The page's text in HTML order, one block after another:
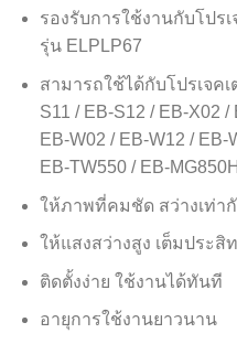
รองรับการใช้งานกับโปร
รุ่น ELPLP67
สามารถใช้ได้กับโปรเจค
S11 / EB-S12 / EB-X02
EB-W02 / EB-W12 / EB-
EB-TW550 / EB-
ให้ภาพที่คมชัด สว่างเท่า
ให้แสงสว่างสูง เต็มประสิ
ติดตั้งง่าย ใช้งานได้ทันที
อายุการใช้งานยาวนาน